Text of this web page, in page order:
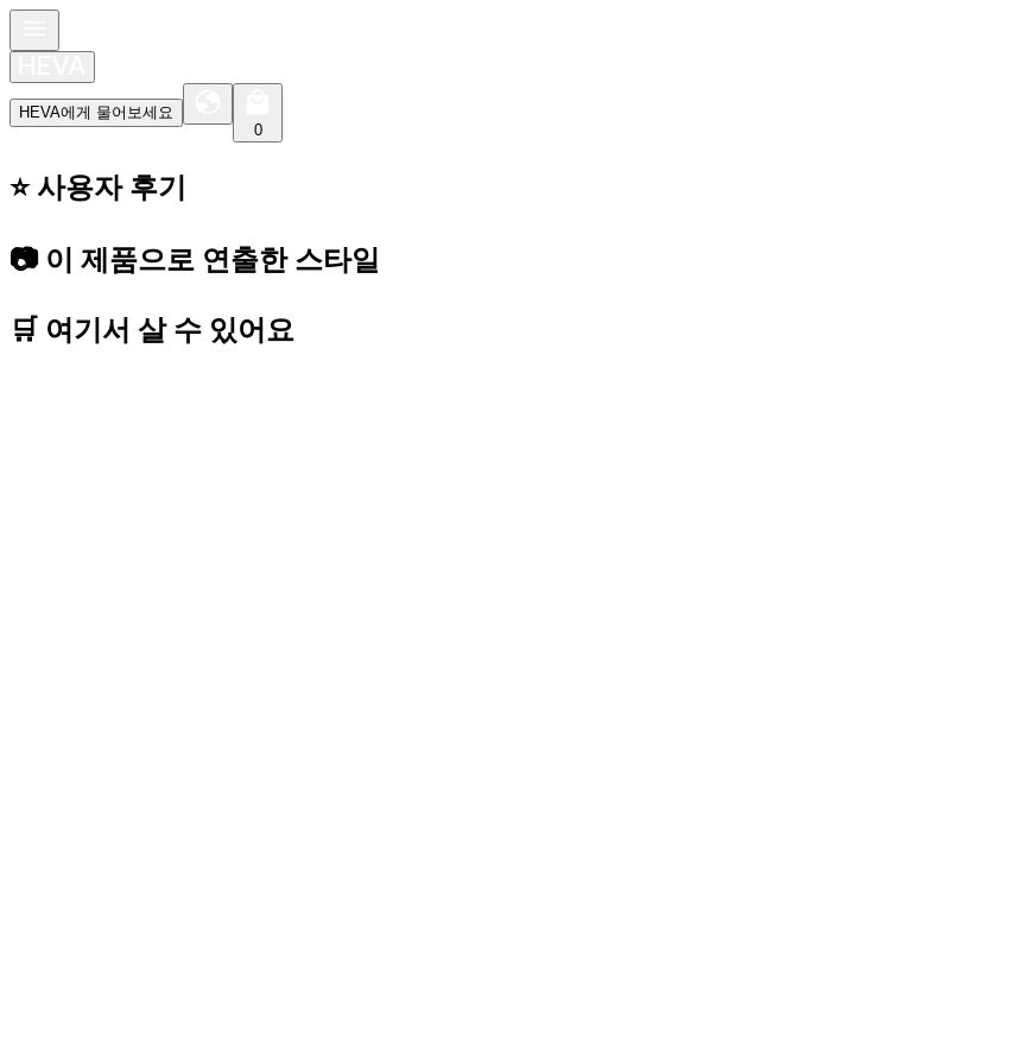
HEVA에게 물어보세요
0
⭐️ 사용자 후기
📷 이 제품으로 연출한 스타일
🛒 여기서 살 수 있어요